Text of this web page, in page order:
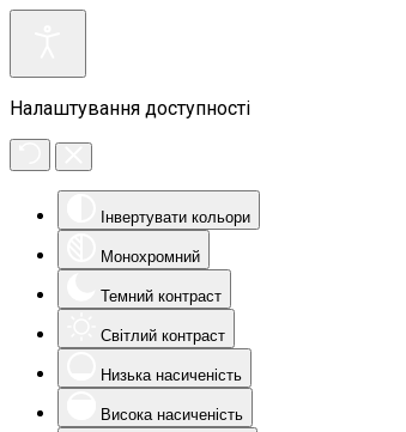
Налаштування доступності
Інвертувати кольори
Монохромний
Темний контраст
Світлий контраст
Низька насиченість
Висока насиченість